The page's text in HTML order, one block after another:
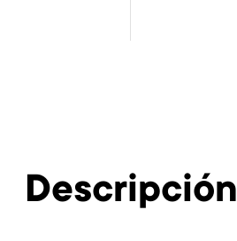
Descripción